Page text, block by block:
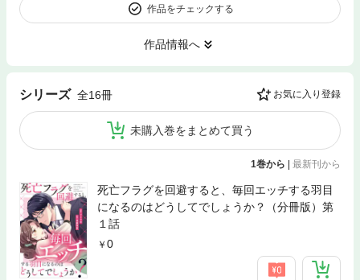
作品をチェックする
作品情報へ
シリーズ 全16冊 お気に入り登録
未購入巻をまとめて買う
1巻から | 最新刊から
死亡フラグを回避すると、毎回エッチする羽目
になるのはどうしてでしょうか？（分冊版）第
１話
0